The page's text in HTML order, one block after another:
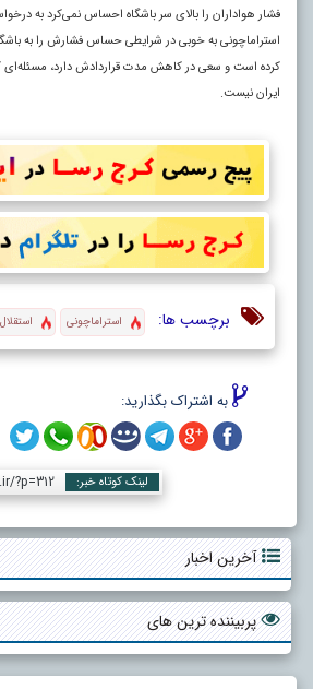
فشار هواداران را بالای سر باشگاه احساس نمی‌کرد به
استراماچونی به خوبی در شرایطی حساس فشارش را به
کرده است و سعی در کاهش مدت قراردادش دارد، مسئله‌ای
ایران نیست.
برچسب ها: استراماچونی استقلال
به اشتراک بگذارید:
لینک کوتاه خبر: ?p=312
آخرین اخبار
پربیننده ترین های